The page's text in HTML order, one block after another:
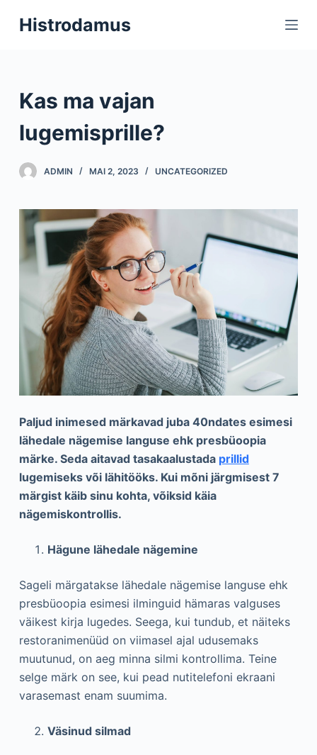
S
k
o
c
n
Histrodamus
Kas ma vajan
lugemisprille?
ADMIN MAI 2, 2023 UNCATEGORIZED
Paljud inimesed märkavad juba 40ndates esimesi
lähedale nägemise languse ehk presbüoopia
märke. Seda aitavad tasakaalustada prillid
lugemiseks või lähitööks. Kui mõni järgmisest 7
märgist käib sinu kohta, võiksid käia
nägemiskontrollis.
Hägune lähedale nägemine
Sageli märgatakse lähedale nägemise languse ehk
presbüoopia esimesi ilminguid hämaras valguses
väikest kirja lugedes. Seega, kui tundub, et näiteks
restoranimenüüd on viimasel ajal udusemaks
muutunud, on aeg minna silmi kontrollima. Teine
selge märk on see, kui pead nutitelefoni ekraani
varasemast enam suumima.
Väsinud silmad